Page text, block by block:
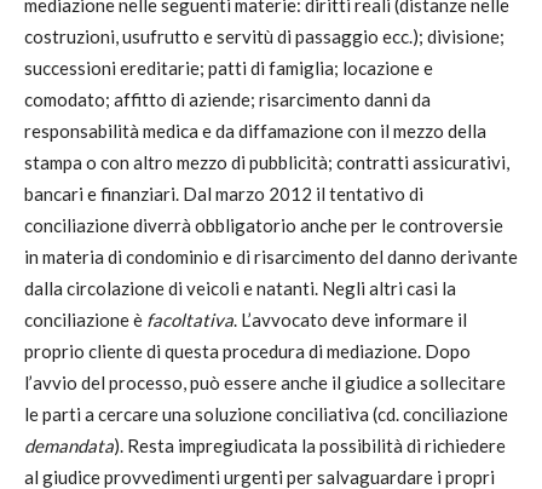
mediazione nelle seguenti materie: diritti reali (distanze nelle
costruzioni, usufrutto e servitù di passaggio ecc.); divisione;
successioni ereditarie; patti di famiglia; locazione e
comodato; affitto di aziende; risarcimento danni da
responsabilità medica e da diffamazione con il mezzo della
stampa o con altro mezzo di pubblicità; contratti assicurativi,
bancari e finanziari. Dal marzo 2012 il tentativo di
conciliazione diverrà obbligatorio anche per le controversie
in materia di condominio e di risarcimento del danno derivante
dalla circolazione di veicoli e natanti. Negli altri casi la
conciliazione è facoltativa. L’avvocato deve informare il
proprio cliente di questa procedura di mediazione. Dopo
l’avvio del processo, può essere anche il giudice a sollecitare
le parti a cercare una soluzione conciliativa (cd. conciliazione
demandata). Resta impregiudicata la possibilità di richiedere
al giudice provvedimenti urgenti per salvaguardare i propri